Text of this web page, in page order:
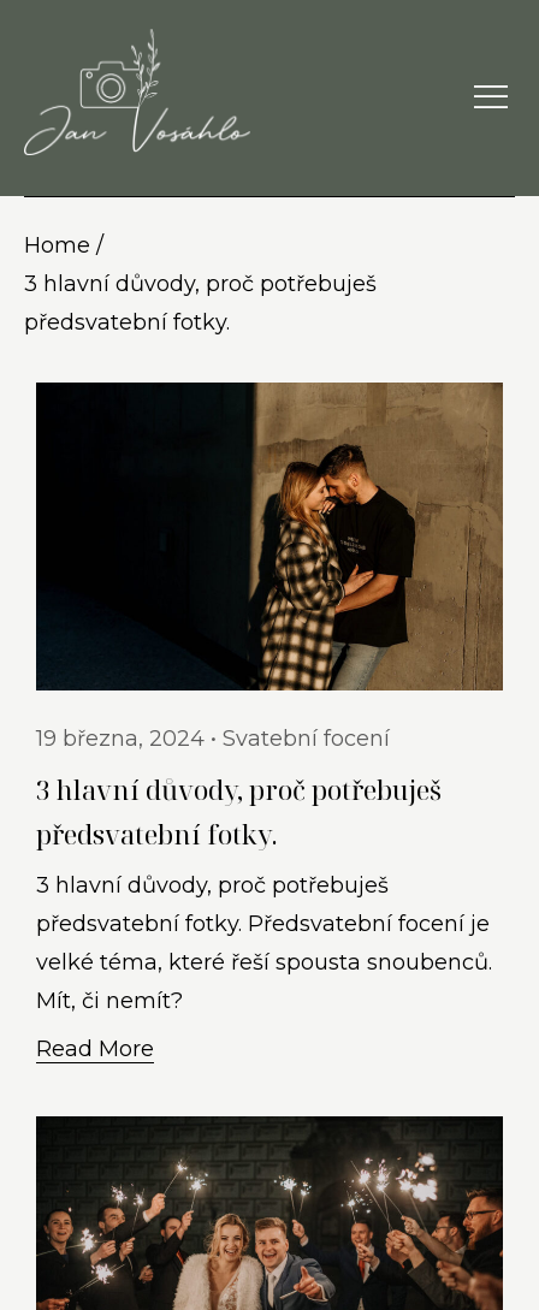
Home /
3 hlavní důvody, proč potřebuješ
předsvatební fotky.​
19 března, 2024 Svatební focení
3 hlavní důvody, proč potřebuješ
předsvatební fotky.​
3 hlavní důvody, proč potřebuješ
předsvatební fotky. Předsvatební focení je
velké téma, které řeší spousta snoubenců.
Mít, či nemít?
Read More